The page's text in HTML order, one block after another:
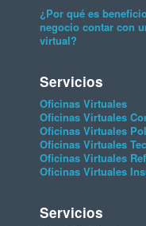
¿Por qué es
negocio contar con
virtual?
Servicios
Oficinas Virtuales
Oficinas Virtuales
Oficinas Virtuales
Oficinas Virtuales
Oficinas Virtuales
Oficinas Virtuales
Servicios